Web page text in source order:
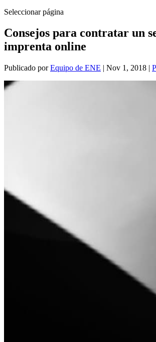
Seleccionar página
Consejos para contratar un
imprenta online
Publicado porEquipo de ENE | Nov 1, 2018 |